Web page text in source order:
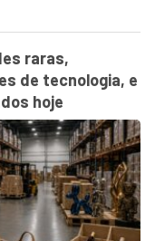
raras,
de tecnologia, e
hoje